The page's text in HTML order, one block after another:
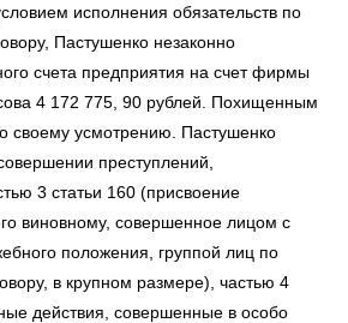
исполнения обязательств по
Пастушенко незаконно
счета предприятия на счет фирмы
4 172 775, 90 рублей. Похищенным
своему усмотрению. Пастушенко
преступлений,
3 статьи 160 (присвоение
виновному, совершенное лицом с
положения, группой лиц по
в крупном размере), частью 4
действия, совершенные в особо